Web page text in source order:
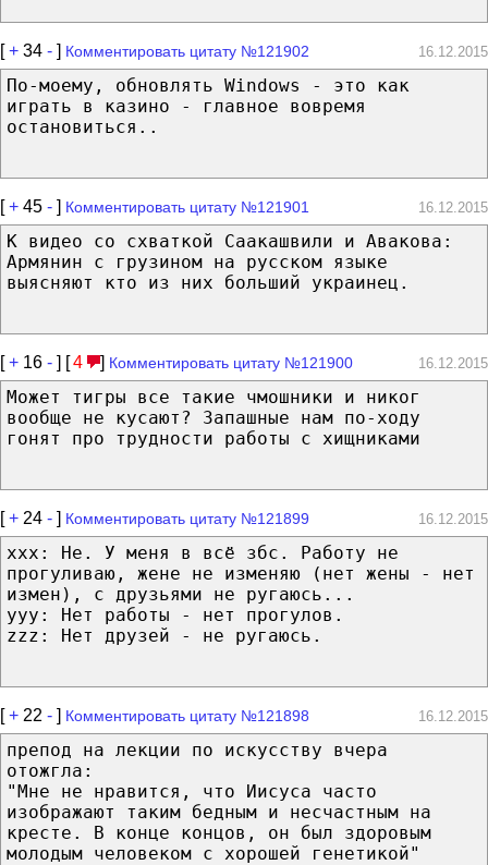
[+ 34 - ] Комментировать цитату №121902 16.12.2015
По-моему, обновлять Windows - это как
играть в казино - главное вовремя
остановиться..
[+ 45 - ] Комментировать цитату №121901 16.12.2015
К видео со схваткой Саакашвили и Авакова:
Армянин с грузином на русском языке
выясняют кто из них больший украинец.
[+ 16 - ] [4 ] Комментировать цитату №121900 16.12.2015
Может тигры все такие чмошники и никог
вообще не кусают? Запашные нам по-ходу
гонят про трудности работы с хищниками
[+ 24 - ] Комментировать цитату №121899 16.12.2015
xxx: Не. У меня в всё збс. Работу не
прогуливаю, жене не изменяю (нет жены - нет
измен), с друзьями не ругаюсь...
yyy: Нет работы - нет прогулов.
zzz: Нет друзей - не ругаюсь.
[+ 22 - ] Комментировать цитату №121898 16.12.2015
препод на лекции по искусству вчера
отожгла:
"Мне не нравится, что Иисуса часто
изображают таким бедным и несчастным на
кресте. В конце концов, он был здоровым
молодым человеком с хорошей генетикой"